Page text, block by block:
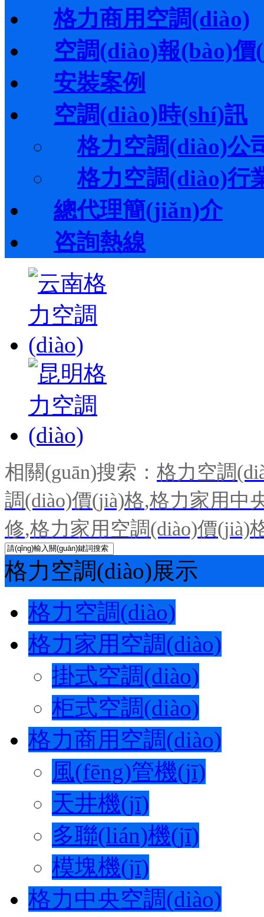
格力商用空調(diào)
空調(diào)報(bào)
安裝案例
空調(diào)時(shí)訊
格力空調(diào)公
格力空調(diào)行
總代理簡(jiǎn)介
咨詢熱線
相關(guān)搜索： 格力空調
調(diào)價(jià)格,格力家用中
修,格力家用空調(diào)價(jià)
格力空調(diào)展示
格力空調(diào)
格力家用空調(diào)
掛式空調(diào)
柜式空調(diào)
格力商用空調(diào)
風(fēng)管機(jī)
天井機(jī)
多聯(lián)機(jī)
模塊機(jī)
格力中央空調(diào)